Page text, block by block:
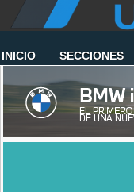
INICIO SECCIONES